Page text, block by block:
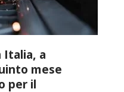
Italia, a
mese
per il